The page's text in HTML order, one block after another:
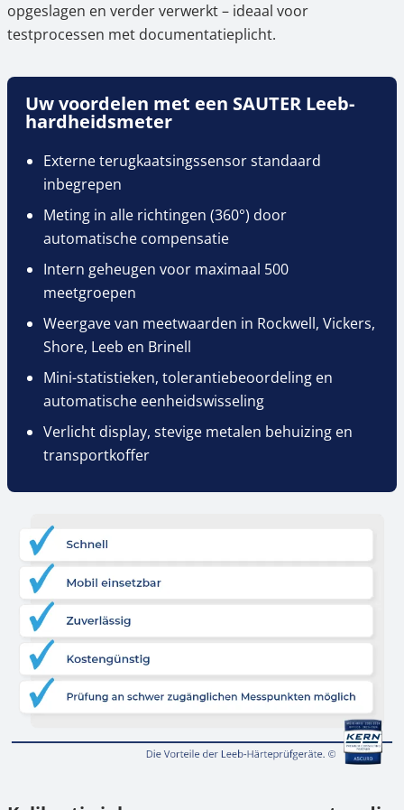
opgeslagen en verder verwerkt – ideaal voor
testprocessen met documentatieplicht.
Uw voordelen met een SAUTER Leeb-
hardheidsmeter
Externe terugkaatsingssensor standaard
inbegrepen
Meting in alle richtingen (360°) door
automatische compensatie
Intern geheugen voor maximaal 500
meetgroepen
Weergave van meetwaarden in Rockwell, Vickers,
Shore, Leeb en Brinell
Mini-statistieken, tolerantiebeoordeling en
automatische eenheidswisseling
Verlicht display, stevige metalen behuizing en
transportkoffer